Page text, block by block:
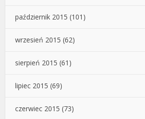
październik 2015 (101)
wrzesień 2015 (62)
sierpień 2015 (61)
lipiec 2015 (69)
czerwiec 2015 (73)